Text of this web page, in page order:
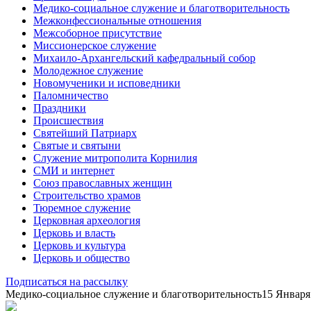
Медико-социальное служение и благотворительность
Межконфессиональные отношения
Межсоборное присутствие
Миссионерское служение
Михаило-Архангельский кафедральный собор
Молодежное служение
Новомученики и исповедники
Паломничество
Праздники
Происшествия
Святейший Патриарх
Святые и святыни
Служение митрополита Корнилия
СМИ и интернет
Союз православных женщин
Строительство храмов
Тюремное служение
Церковная археология
Церковь и власть
Церковь и культура
Церковь и общество
Подписаться на рассылку
Медико-социальное служение и благотворительность15